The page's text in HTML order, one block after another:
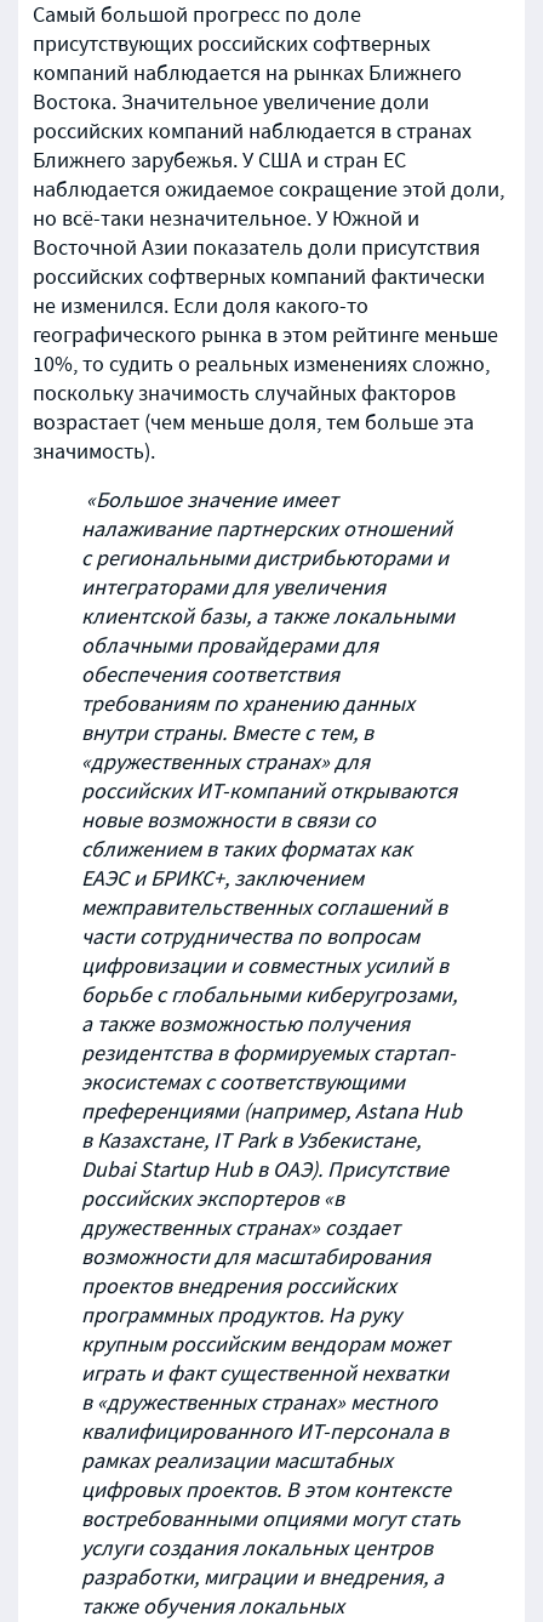
Самый большой прогресс по доле
присутствующих российских софтверных
компаний наблюдается на рынках Ближнего
Востока. Значительное увеличение доли
российских компаний наблюдается в странах
Ближнего зарубежья. У США и стран ЕС
наблюдается ожидаемое сокращение этой доли,
но всё-таки незначительное. У Южной и
Восточной Азии показатель доли присутствия
российских софтверных компаний фактически
не изменился. Если доля какого-то
географического рынка в этом рейтинге меньше
10%, то судить о реальных изменениях сложно,
поскольку значимость случайных факторов
возрастает (чем меньше доля, тем больше эта
значимость).
«Большое значение имеет
налаживание партнерских отношений
с региональными дистрибьюторами и
интеграторами для увеличения
клиентской базы, а также локальными
облачными провайдерами для
обеспечения соответствия
требованиям по хранению данных
внутри страны. Вместе с тем, в
«дружественных странах» для
российских ИТ-компаний открываются
новые возможности в связи со
сближением в таких форматах как
ЕАЭС и БРИКС+, заключением
межправительственных соглашений в
части сотрудничества по вопросам
цифровизации и совместных усилий в
борьбе с глобальными киберугрозами,
а также возможностью получения
резидентства в формируемых стартап-
экосистемах с соответствующими
преференциями (например, Astana Hub
в Казахстане, IT Park в Узбекистане,
Dubai Startup Hub в ОАЭ). Присутствие
российских экспортеров «в
дружественных странах» создает
возможности для масштабирования
проектов внедрения российских
программных продуктов. На руку
крупным российским вендорам может
играть и факт существенной нехватки
в «дружественных странах» местного
квалифицированного ИТ-персонала в
рамках реализации масштабных
цифровых проектов. В этом контексте
востребованными опциями могут стать
услуги создания локальных центров
разработки, миграции и внедрения, а
также обучения локальных